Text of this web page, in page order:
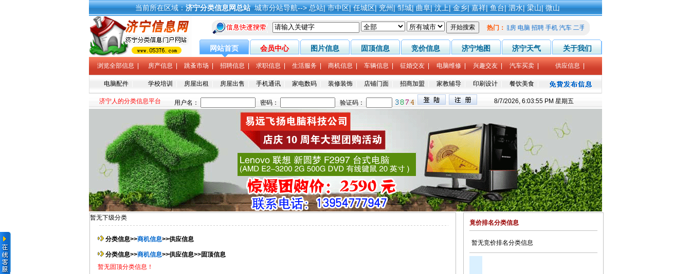
当前所在区域：济宁分类信息网总站城市分站导航-->总站|市中区|任城区|兖州|邹城|曲阜|汶上|金乡|嘉祥|鱼台|泗水|梁山|微山
热门：租房 电脑 招聘 手机 汽车 二手 家教
网站首页 会员中心 图片信息 固顶信息 竞价信息 济宁地图 济宁天气 关于我们
浏览全部信息 房产信息 跳蚤市场 招聘信息 求职信息 生活服务 商机信息 车辆信息 征婚交友 电脑维修| 兴趣交友| 汽车买卖| 供应信息
电脑配件 学校培训 房屋出租 房屋出售 手机通讯 家电数码 装修装饰 店铺门面 招商加盟 家教辅导| 印刷设计| 餐饮美食|
济宁人的分类信息平台 8/7/2026, 6:03:56 PM 星期五
暂无下级分类
分类信息>>商机信息>>供应信息
分类信息>>商机信息>>供应信息>>固顶信息
暂无固顶分类信息！
竟价排名分类信息
暂无竞价排名分类信息